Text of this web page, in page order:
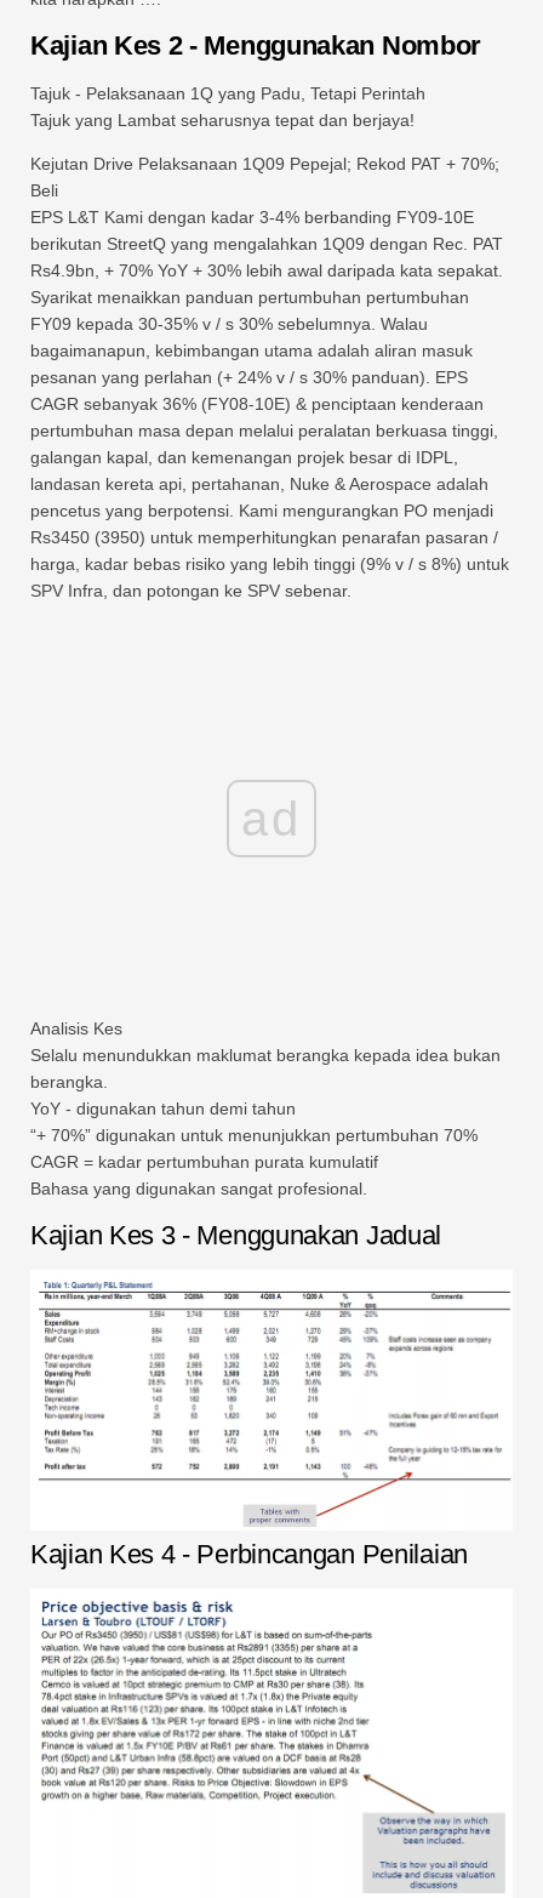
Kajian Kes 2 - Menggunakan Nombor
Tajuk - Pelaksanaan 1Q yang Padu, Tetapi Perintah
Tajuk yang Lambat seharusnya tepat dan berjaya!
Kejutan Drive Pelaksanaan 1Q09 Pepejal; Rekod PAT + 70%;
Beli
EPS L&T Kami dengan kadar 3-4% berbanding FY09-10E
berikutan StreetQ yang mengalahkan 1Q09 dengan Rec. PAT
Rs4.9bn, + 70% YoY + 30% lebih awal daripada kata sepakat.
Syarikat menaikkan panduan pertumbuhan pertumbuhan
FY09 kepada 30-35% v / s 30% sebelumnya. Walau
bagaimanapun, kebimbangan utama adalah aliran masuk
pesanan yang perlahan (+ 24% v / s 30% panduan). EPS
CAGR sebanyak 36% (FY08-10E) & penciptaan kenderaan
pertumbuhan masa depan melalui peralatan berkuasa tinggi,
galangan kapal, dan kemenangan projek besar di IDPL,
landasan kereta api, pertahanan, Nuke & Aerospace adalah
pencetus yang berpotensi. Kami mengurangkan PO menjadi
Rs3450 (3950) untuk memperhitungkan penarafan pasaran /
harga, kadar bebas risiko yang lebih tinggi (9% v / s 8%) untuk
SPV Infra, dan potongan ke SPV sebenar.
ad
Analisis Kes
Selalu menundukkan maklumat berangka kepada idea bukan
berangka.
YoY - digunakan tahun demi tahun
“+ 70%” digunakan untuk menunjukkan pertumbuhan 70%
CAGR = kadar pertumbuhan purata kumulatif
Bahasa yang digunakan sangat profesional.
Kajian Kes 3 - Menggunakan Jadual
Kajian Kes 4 - Perbincangan Penilaian